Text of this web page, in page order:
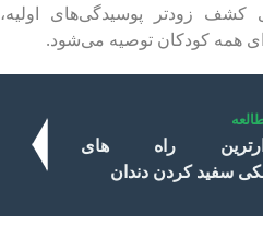
کشف زودتر پوسیدگی‌های اولیه،
راه های
سفید کردن دندان